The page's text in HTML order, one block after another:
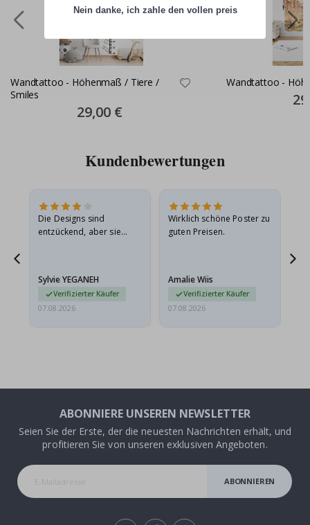
Wandtattoo - Höhenmaß / Tiere /
Smiles
Special
Price
29,00 €
Wandtattoo -
Kundenbewertungen
Die Designs sind
entzückend, aber sie
sie…
Sylvie YEGANEH
Verifizierter Käufer
07.08.2026
Wirklich schöne Poster zu
guten Preisen.
Amalie Wiis
Verifizierter Käufer
07.08.2026
ABONNIERE UNSEREN NEWSLETTER
Seien Sie der Erste, der die neuesten Nachrichten erhält, und
profitieren Sie von unseren exklusiven Angeboten.
ABONNIEREN
Nein danke, ich zahle den vollen preis